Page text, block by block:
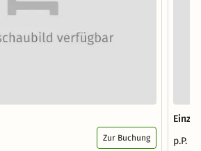
Zur Buchung
p.P.